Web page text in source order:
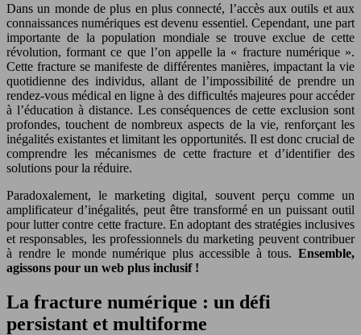
Dans un monde de plus en plus connecté, l’accès aux outils et aux
connaissances numériques est devenu essentiel. Cependant, une part
importante de la population mondiale se trouve exclue de cette
révolution, formant ce que l’on appelle la « fracture numérique ».
Cette fracture se manifeste de différentes manières, impactant la vie
quotidienne des individus, allant de l’impossibilité de prendre un
rendez-vous médical en ligne à des difficultés majeures pour accéder
à l’éducation à distance. Les conséquences de cette exclusion sont
profondes, touchent de nombreux aspects de la vie, renforçant les
inégalités existantes et limitant les opportunités. Il est donc crucial de
comprendre les mécanismes de cette fracture et d’identifier des
solutions pour la réduire.
Paradoxalement, le marketing digital, souvent perçu comme un
amplificateur d’inégalités, peut être transformé en un puissant outil
pour lutter contre cette fracture. En adoptant des stratégies inclusives
et responsables, les professionnels du marketing peuvent contribuer
à rendre le monde numérique plus accessible à tous. Ensemble,
agissons pour un web plus inclusif !
La fracture numérique : un défi
persistant et multiforme